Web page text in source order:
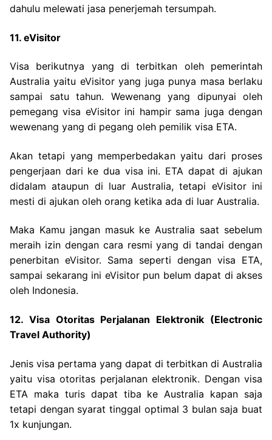
dahulu melewati jasa penerjemah tersumpah.
11. eVisitor
Visa berikutnya yang di terbitkan oleh pemerintah
Australia yaitu eVisitor yang juga punya masa berlaku
sampai satu tahun. Wewenang yang dipunyai oleh
pemegang visa eVisitor ini hampir sama juga dengan
wewenang yang di pegang oleh pemilik visa ETA.
Akan tetapi yang memperbedakan yaitu dari proses
pengerjaan dari ke dua visa ini. ETA dapat di ajukan
didalam ataupun di luar Australia, tetapi eVisitor ini
mesti di ajukan oleh orang ketika ada di luar Australia.
Maka Kamu jangan masuk ke Australia saat sebelum
meraih izin dengan cara resmi yang di tandai dengan
penerbitan eVisitor. Sama seperti dengan visa ETA,
sampai sekarang ini eVisitor pun belum dapat di akses
oleh Indonesia.
12. Visa Otoritas Perjalanan Elektronik (Electronic
Travel Authority)
Jenis visa pertama yang dapat di terbitkan di Australia
yaitu visa otoritas perjalanan elektronik. Dengan visa
ETA maka turis dapat tiba ke Australia kapan saja
tetapi dengan syarat tinggal optimal 3 bulan saja buat
1x kunjungan.